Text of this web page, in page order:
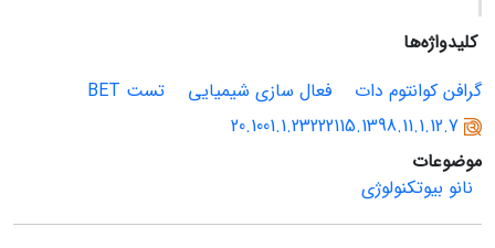
کلیدواژه‌ها
گرافن کوانتوم دات
فعال سازی شیمیایی
تست BET
20.1001.1.23222115.1398.11.1.12.7
موضوعات
نانو بیوتکنولوژی